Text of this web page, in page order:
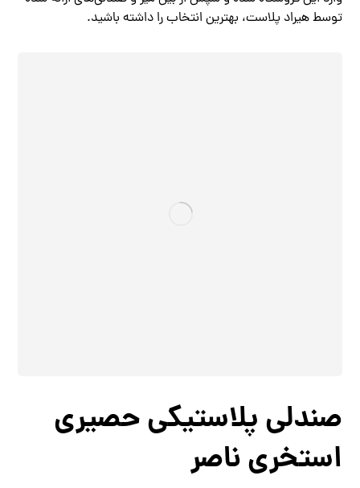
توسط هیراد پلاست، بهترین انتخاب را داشته باشید.
صندلی پلاستیکی حصیری
استخری ناصر